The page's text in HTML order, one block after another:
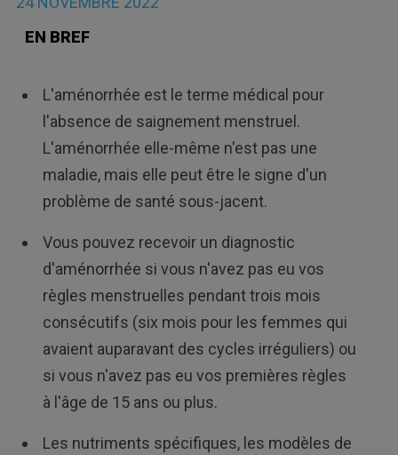
EN BREF
L'aménorrhée est le terme médical pour
l'absence de saignement menstruel.
L'aménorrhée elle-même n'est pas une
maladie, mais elle peut être le signe d'un
problème de santé sous-jacent.
Vous pouvez recevoir un diagnostic
d'aménorrhée si vous n'avez pas eu vos
règles menstruelles pendant trois mois
consécutifs (six mois pour les femmes qui
avaient auparavant des cycles irréguliers) ou
si vous n'avez pas eu vos premières règles
à l'âge de 15 ans ou plus.
Les nutriments spécifiques, les modèles de